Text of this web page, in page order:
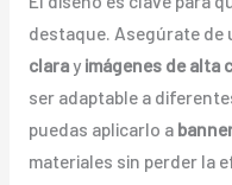
destaque. Asegúrate de
claray imágenes de alta
ser adaptable a
puedas aplicarlo a
materiales sin perder la